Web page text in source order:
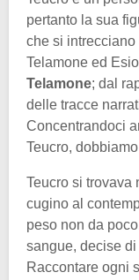
pertanto la sua
che si
Telamone ed
Telamone; dal
delle tracce
Concentrandoci
Teucro,
Teucro si trovava
cugino al
peso non da
sangue, decise
Raccontare ogni